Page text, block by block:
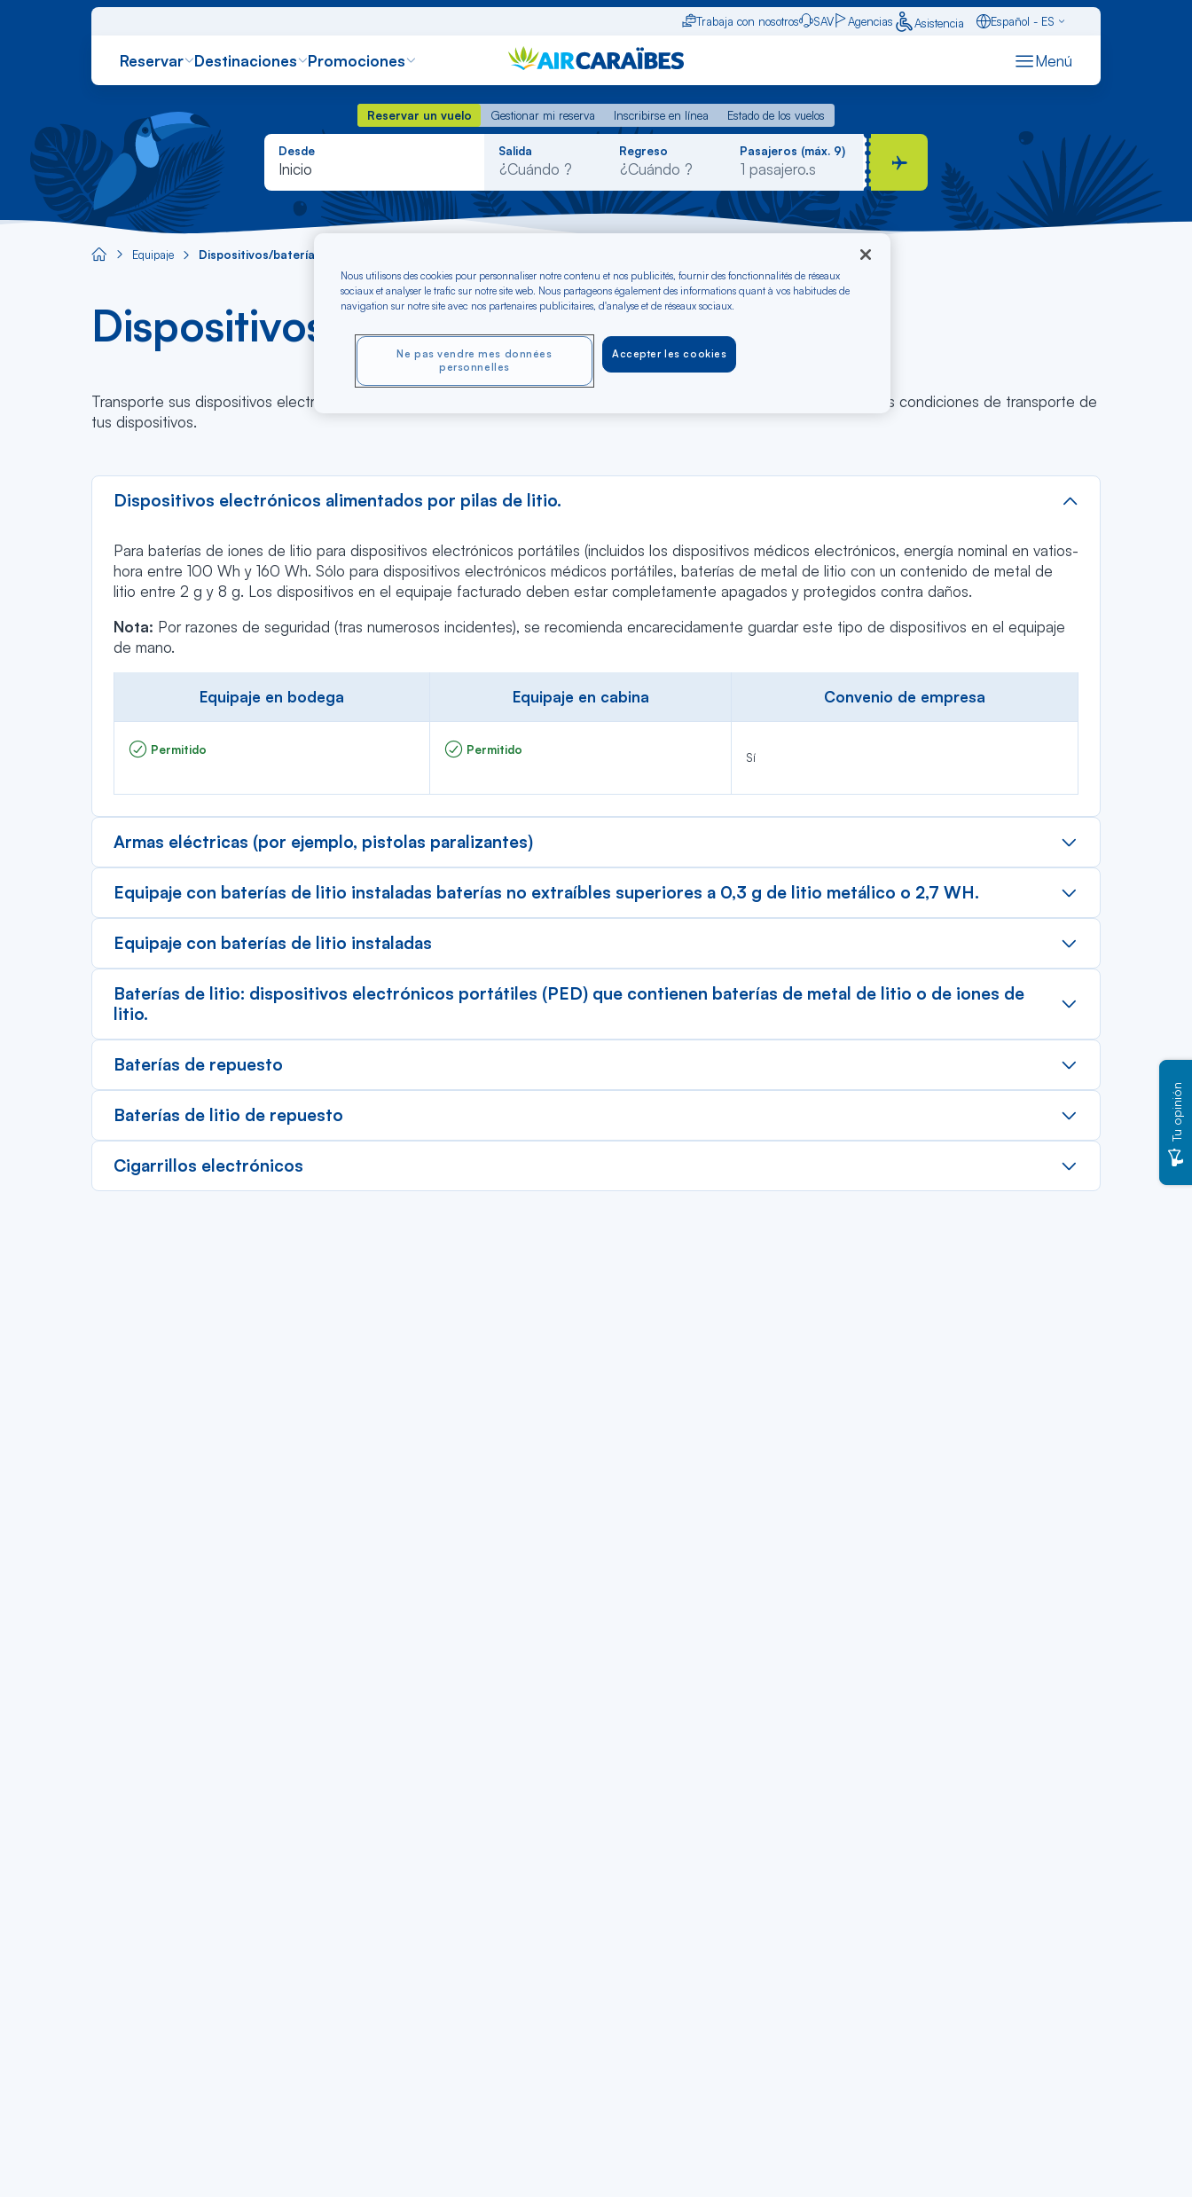
Trabaja con nosotros SAV Agencias Asistencia
Español - ES
Reservar Destinaciones Promociones Menú
Reservar un vuelo Gestionar mi reserva Inscribirse en línea
Estado de los vuelos
Reservar un vuelo
Gestionar mi reserva Inscribirse en línea Estado de los vuelos
Desde
Inicio
Rechercher
dans
liste
Salida Regreso Pasajeros (máx. 9)
Aircaraibes.com
Equipaje Dispositivos/baterías de litio
Dispositivos/baterías de litio
Transporte sus dispositivos electrónicos y baterías de litio de forma segura con Air Caraïbes. Consulta a continuación las condiciones de transporte de
tus dispositivos.
Dispositivos electrónicos alimentados por pilas de litio.
Para baterías de iones de litio para dispositivos electrónicos portátiles (incluidos los dispositivos médicos electrónicos, energía nominal en vatios-
hora entre 100 Wh y 160 Wh. Sólo para dispositivos electrónicos médicos portátiles, baterías de metal de litio con un contenido de metal de
litio entre 2 g y 8 g. Los dispositivos en el equipaje facturado deben estar completamente apagados y protegidos contra daños.
Nota: Por razones de seguridad (tras numerosos incidentes), se recomienda encarecidamente guardar este tipo de dispositivos en el equipaje
de mano.
Equipaje en bodega Equipaje en cabina Convenio de empresa
Permitido Permitido
Sí
Armas eléctricas (por ejemplo, pistolas paralizantes)
Equipaje con baterías de litio instaladas baterías no extraíbles superiores a 0,3 g de litio metálico o 2,7 WH.
Equipaje con baterías de litio instaladas
Baterías de litio: dispositivos electrónicos portátiles (PED) que contienen baterías de metal de litio o de iones de
litio.
Baterías de repuesto
Baterías de litio de repuesto
Cigarrillos electrónicos
Nous utilisons des cookies pour personnaliser notre contenu et nos publicités, fournir des fonctionnalités de réseaux
sociaux et analyser le trafic sur notre site web. Nous partageons également des informations quant à vos habitudes de
navigation sur notre site avec nos partenaires publicitaires, d'analyse et de réseaux sociaux.
Accepter les cookies
Ne pas vendre mes données
personnelles
Tu opinión